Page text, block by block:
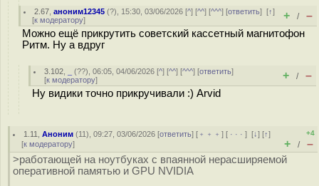
2.67 ,аноним12345 (?), 15:30, 03/06/2026 [^] [^^] [^^^] [ответить][↑]
[к модератору] + / –
Можно ещё прикрутить советский кассетный магнитофон
Ритм. Ну а вдруг
3.102 (??), 06:05, 04/06/2026 [^] [^^] [^^^] [ответить]
[к модератору] + / –
Ну видики точно прикручивали :) Arvid
1.11 ,Аноним (11), 09:27, 03/06/2026 [ответить] [ ﹢﹢﹢] [ · · ·][↓] [↑]
[к модератору]
+4
+ / –
>работающей на ноутбуках с впаянной нерасширяемой
оперативной памятью и GPU NVIDIA